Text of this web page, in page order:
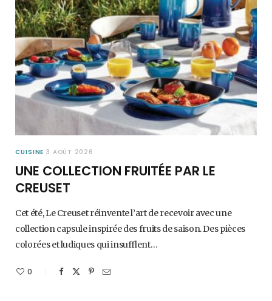
CUISINE 3 AOÛT 2026
UNE COLLECTION FRUITÉE PAR LE
CREUSET
Cet été, Le Creuset réinvente l’art de recevoir avec une
collection capsule inspirée des fruits de saison. Des pièces
colorées et ludiques qui insufflent…
0